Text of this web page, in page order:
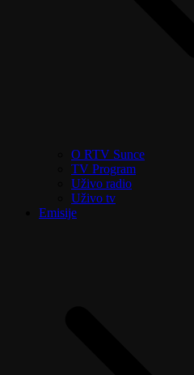
O RTV Sunce
TV Program
Uživo radio
Uživo tv
Emisije